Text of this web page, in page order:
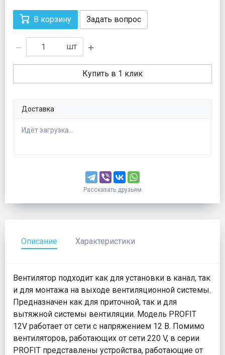
В корзину Задать вопрос
шт
Купить в 1 клик
Доставка
Идёт загрузка...
Рассказать друзьям
Описание Характеристики
Вентилятор подходит как для установки в канал, так
и для монтажа на выходе вентиляционной системы.
Предназначен как для приточной, так и для
вытяжной системы вентиляции. Модель PROFIT
12V работает от сети с напряжением 12 В. Помимо
вентиляторов, работающих от сети 220 V, в серии
PROFIT представлены устройства, работающие от